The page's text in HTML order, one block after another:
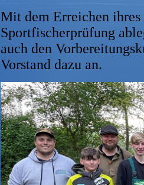
Mit dem Erreichen ihres
Sportfischerprüfung
auch den
Vorstand dazu an.